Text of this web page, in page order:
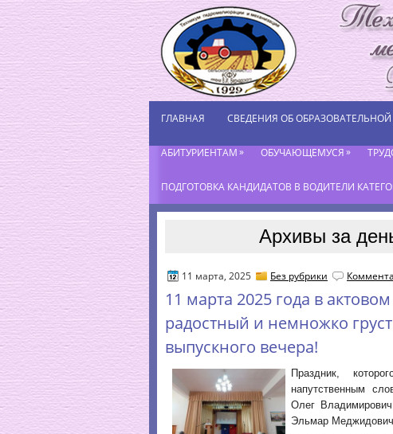
ГЛАВНАЯ СВЕДЕНИЯ ОБ
АБИТУРИЕНТАМ» ОБУЧАЮЩЕМУСЯ»
ПОДГОТОВКА КАНДИДАТОВ В ВОДИТЕЛИ
Архивы за
11 марта, 2025 Без рубрики
11 марта 2025 года в
радостный и немножко
выпускного вечера!
Праздник,
напутственным
Олег
Эльмар